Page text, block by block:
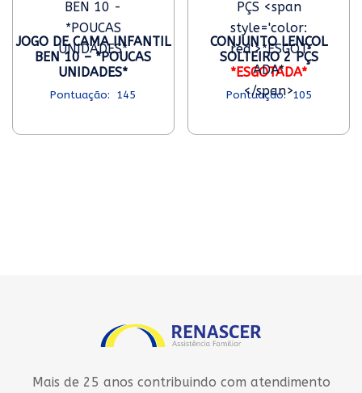
JOGO DE CAMA INFANTIL
BEN 10 – *POUCAS
UNIDADES*
145
CONJUNTO LENÇOL
SOLTEIRO 2 PÇS
*ESGOTADA*
105
Mais de 25 anos contribuindo com atendimento